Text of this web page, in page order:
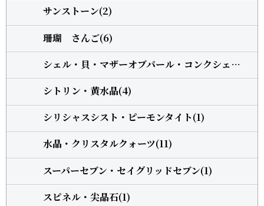
サンストーン(2)
珊瑚 さんご(6)
シェル・貝・マザーオブパール・コンクシェル(1)
シトリン・黄水晶(4)
シリシャスシスト・ピーモンタイト(1)
水晶・クリスタルクォーツ(11)
スーパーセブン・セイグリッドセブン(1)
スピネル・尖晶石(1)